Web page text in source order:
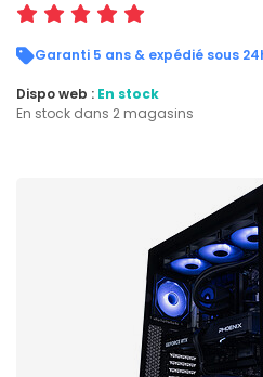
Garanti 5 ans & expédié sous
Dispo web : En stock
En stock dans 2 magasins